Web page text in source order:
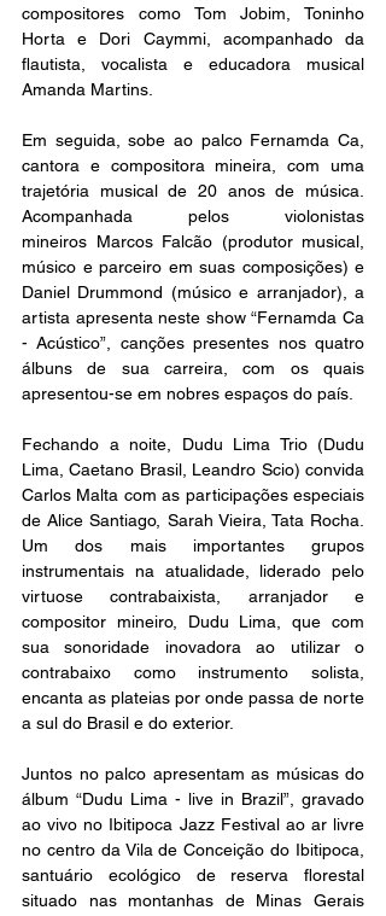
compositores como Tom Jobim, Toninho
Horta e Dori Caymmi, acompanhado da
flautista, vocalista e educadora musical
Amanda Martins.
Em seguida, sobe ao palco Fernamda Ca,
cantora e compositora mineira, com uma
trajetória musical de 20 anos de música.
Acompanhada pelos violonistas
mineiros Marcos Falcão (produtor musical,
músico e parceiro em suas composições) e
Daniel Drummond (músico e arranjador), a
artista apresenta neste show “Fernamda Ca
- Acústico”, canções presentes nos quatro
álbuns de sua carreira, com os quais
apresentou-se em nobres espaços do país.
Fechando a noite, Dudu Lima Trio (Dudu
Lima, Caetano Brasil, Leandro Scio) convida
Carlos Malta com as participações especiais
de Alice Santiago, Sarah Vieira, Tata Rocha.
Um dos mais importantes grupos
instrumentais na atualidade, liderado pelo
virtuose contrabaixista, arranjador e
compositor mineiro, Dudu Lima, que com
sua sonoridade inovadora ao utilizar o
contrabaixo como instrumento solista,
encanta as plateias por onde passa de norte
a sul do Brasil e do exterior.
Juntos no palco apresentam as músicas do
álbum “Dudu Lima - live in Brazil”, gravado
ao vivo no Ibitipoca Jazz Festival ao ar livre
no centro da Vila de Conceição do Ibitipoca,
santuário ecológico de reserva florestal
situado nas montanhas de Minas Gerais